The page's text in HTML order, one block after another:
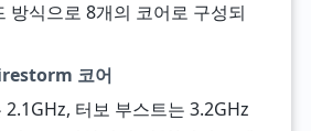
방식으로 8개의 코어로 구성되
코어
터보 부스트는 3.2GHz